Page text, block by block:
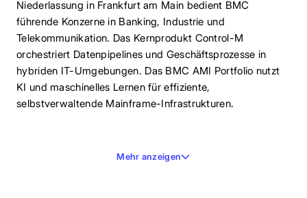
Niederlassung in Frankfurt am Main bedient BMC
führende Konzerne in Banking, Industrie und
Telekommunikation. Das Kernprodukt Control-M
orchestriert Datenpipelines und Geschäftsprozesse in
hybriden IT-Umgebungen. Das BMC AMI Portfolio nutzt
KI und maschinelles Lernen für effiziente,
selbstverwaltende Mainframe-Infrastrukturen.
Mehr anzeigen